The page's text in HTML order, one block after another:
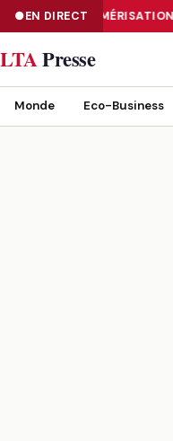
EN DIRECT
NUMÉRISATION : LE DATA
LTAPresse
Monde Eco-Business